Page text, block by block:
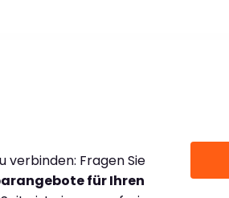
verbinden: Fragen Sie
für Ihren